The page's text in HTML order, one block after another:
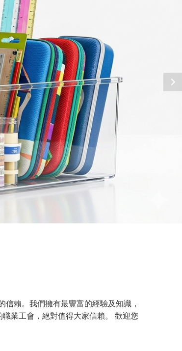
賴。我們擁有最豐富的經驗及知識，
業工會，絕對值得大家信賴。 歡迎您